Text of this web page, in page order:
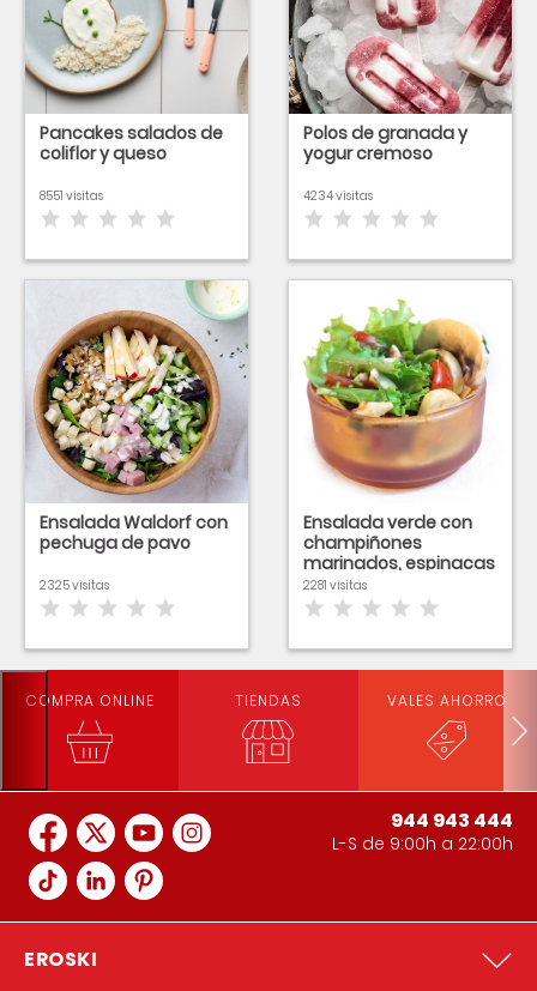
Pancakes salados de
coliflor y queso
8551 visitas
Polos de granada y
yogur cremoso
4234 visitas
Ensalada Waldorf con
pechuga de pavo
2325 visitas
Ensalada verde con
champiñones
marinados, espinacas
y tomate
2281 visitas
COMPRA ONLINE TIENDAS VALES AHORRO
944 943 444
L-S de 9:00h a 22:00h
EROSKI